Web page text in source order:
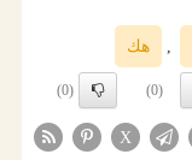
هك
(0)
(0)
X